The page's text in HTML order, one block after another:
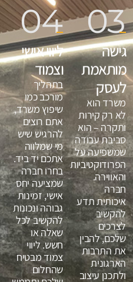
03
גישה
מותאמת
לעסק
משרד הוא
לא רק קירות
ותקרה – הוא
סביבת עבודה
שמשפיעה על
הפרודוקטיביות
והאווירה.
חברה
איכותית תדע
להקשיב
לצרכים
שלכם, להבין
את התרבות
הארגונית
ולתכנן עיצוב
04
ליווי אישי
וצמוד
בתהליך
מורכב כמו
שיפוץ משרד,
אתם רוצים
להרגיש שיש
מי שמלווה
אתכם יד ביד.
בחרו חברה
שמציעה יחס
אישי, זמינות
גבוהה ונכונות
להקשיב לכל
שאלה או
חשש. ליווי
צמוד מבטיח
שהחלום